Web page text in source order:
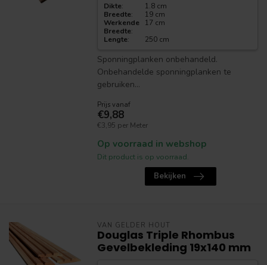
Dikte:
1.8 cm
Breedte:
19 cm
Werkende
Breedte:
17 cm
Lengte: 250 cm
Sponningplanken onbehandeld.
Onbehandelde sponningplanken te
gebruiken...
Prijs vanaf
€9,88
€3,95 per Meter
Op voorraad in webshop
Dit product is op voorraad.
Bekijken
VAN GELDER HOUT
Douglas Triple Rhombus
Gevelbekleding 19x140 mm